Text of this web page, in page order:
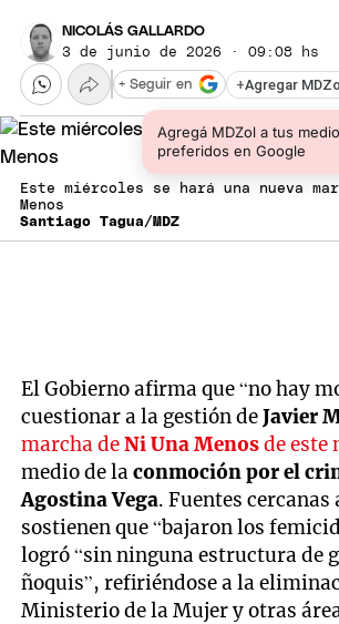
NICOLÁS GALLARDO
3 de junio de 2026 · 09:08 hs
+Agregar
Agregá MDZol a tus
preferidos en Google
+ Seguir en
Este miércoles se hará una nueva
Menos
Santiago Tagua/MDZ
El Gobierno afirma que “no hay
cuestionar a la gestión deJavier
marcha deNi Una Menosde este
medio de laconmoción por el
Agostina Vega. Fuentes
sostienen que “bajaron los
logró “sin ninguna estructura de
ñoquis”, refiriéndose a la
Ministerio de la Mujer y otras